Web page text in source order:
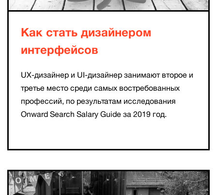
Как стать дизайнером
интерфейсов
UX-дизайнер и UI-дизайнер занимают второе и
третье место среди самых востребованных
профессий, по результатам исследования
Onward Search Salary Guide за 2019 год.